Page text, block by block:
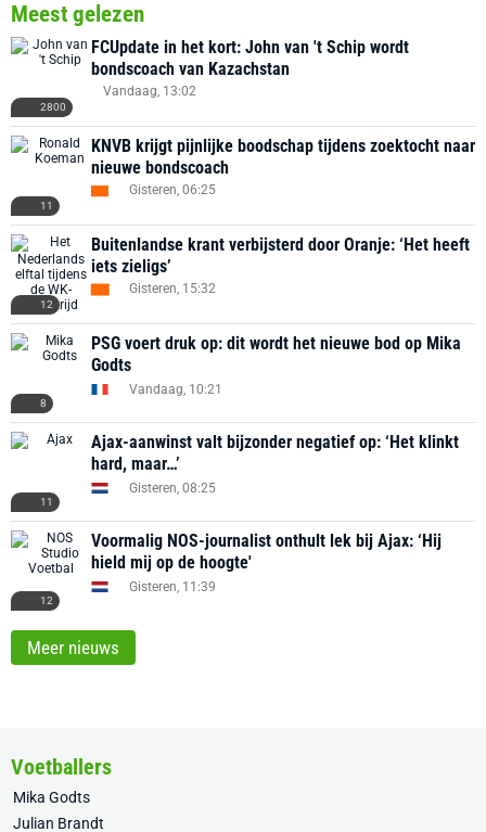
Meest gelezen
2800
FCUpdate in het kort: John van 't Schip wordt
bondscoach van Kazachstan
Vandaag, 13:02
11
KNVB krijgt pijnlijke boodschap tijdens zoektocht naar
nieuwe bondscoach
Gisteren, 06:25
12
Buitenlandse krant verbijsterd door Oranje: ‘Het heeft
iets zieligs’
Gisteren, 15:32
8
PSG voert druk op: dit wordt het nieuwe bod op Mika
Godts
Vandaag, 10:21
11
Ajax-aanwinst valt bijzonder negatief op: ‘Het klinkt
hard, maar…’
Gisteren, 08:25
12
Voormalig NOS-journalist onthult lek bij Ajax: ‘Hij
hield mij op de hoogte'
Gisteren, 11:39
Meer nieuws
Voetballers
Mika Godts
Julian Brandt